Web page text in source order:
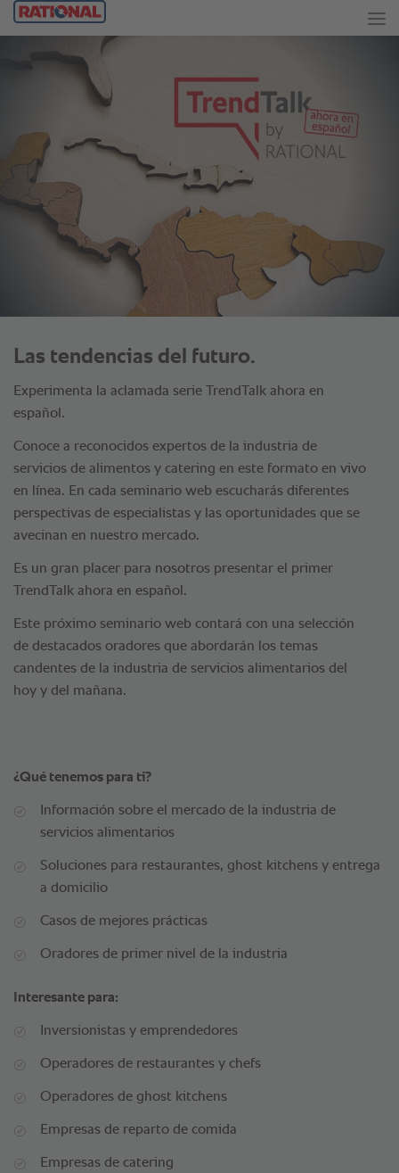
Las tendencias del futuro.
Experimenta la aclamada serie TrendTalk ahora en
español.
Conoce a reconocidos expertos de la industria de
servicios de alimentos y catering en este formato en vivo
en línea. En cada seminario web escucharás diferentes
perspectivas de especialistas y las oportunidades que se
avecinan en nuestro mercado.
Es un gran placer para nosotros presentar el primer
TrendTalk ahora en español.
Este próximo seminario web contará con una selección
de destacados oradores que abordarán los temas
candentes de la industria de servicios alimentarios del
hoy y del mañana.
¿Qué tenemos para ti?
Información sobre el mercado de la industria de
servicios alimentarios
Soluciones para restaurantes, ghost kitchens y entrega
a domicilio
Casos de mejores prácticas
Oradores de primer nivel de la industria
Interesante para:
Inversionistas y emprendedores
Operadores de restaurantes y chefs
Operadores de ghost kitchens
Empresas de reparto de comida
Empresas de catering